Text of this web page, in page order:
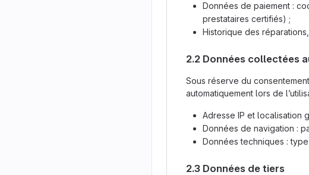
Données de paiement :
prestataires certifiés) ;
Historique des
2.2 Données collectées
Sous réserve du
automatiquement lors de
Adresse IP et localisation
Données de navigation :
Données techniques :
2.3 Données de tiers